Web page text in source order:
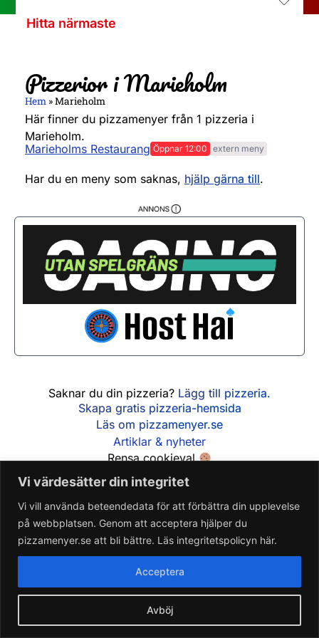
Vi värdesätter din integritet
Vi vill använda beteendedata för att förbättra din upplevelse
på webbplatsen. Genom att acceptera hjälper du
pizzamenyer.se att bli bättre. Läs integritetspolicyn här.
Avböj
Acceptera
Hitta närmaste
Pizzerior i Marieholm
Hem »Marieholm
Här finner du pizzamenyer från 1 pizzeria i
Marieholm.
Marieholms Restaurang Öppnar 12:00
Måndag
15:00 - 21:00
Tisdag
15:00 - 21:00
Torsdag
Lördag
12:00 - 21:30
Söndag
12:00 - 21:00
extern meny
Har du en meny som saknas, hjälp gärna till.
Saknar du din pizzeria? Lägg till pizzeria.
Skapa gratis pizzeria-hemsida
Läs om pizzamenyer.se
Artiklar & nyheter
Rensa cookieval